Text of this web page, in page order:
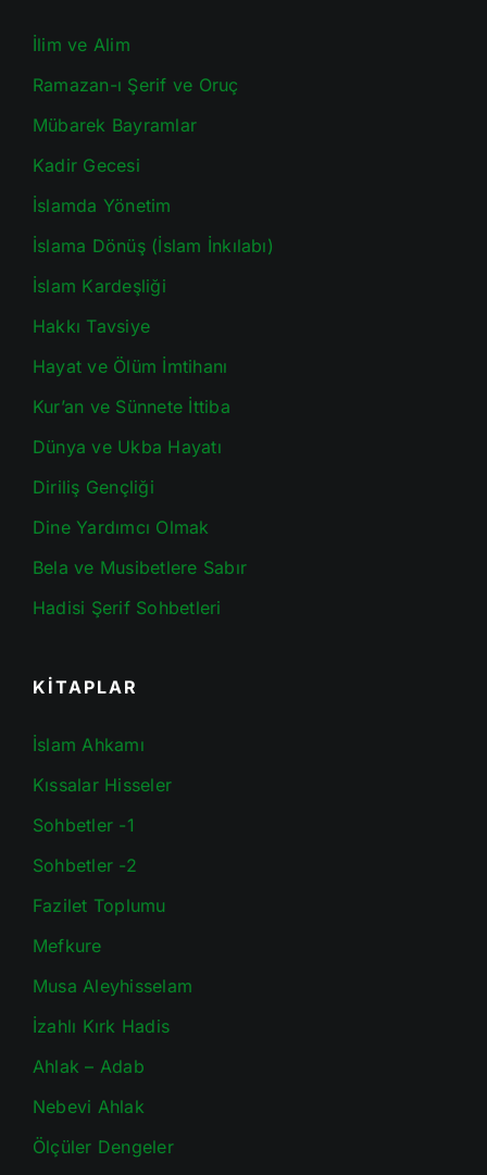
İlim ve Alim
Ramazan-ı Şerif ve Oruç
Mübarek Bayramlar
Kadir Gecesi
İslamda Yönetim
İslama Dönüş (İslam İnkılabı)
İslam Kardeşliği
Hakkı Tavsiye
Hayat ve Ölüm İmtihanı
Kur’an ve Sünnete İttiba
Dünya ve Ukba Hayatı
Diriliş Gençliği
Dine Yardımcı Olmak
Bela ve Musibetlere Sabır
Hadisi Şerif Sohbetleri
KİTAPLAR
İslam Ahkamı
Kıssalar Hisseler
Sohbetler -1
Sohbetler -2
Fazilet Toplumu
Mefkure
Musa Aleyhisselam
İzahlı Kırk Hadis
Ahlak – Adab
Nebevi Ahlak
Ölçüler Dengeler